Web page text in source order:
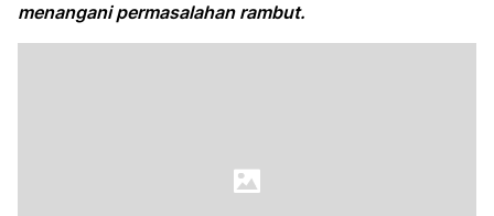
menangani permasalahan rambut.